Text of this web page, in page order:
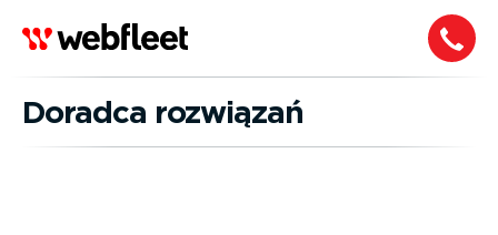
Doradca rozwiązań